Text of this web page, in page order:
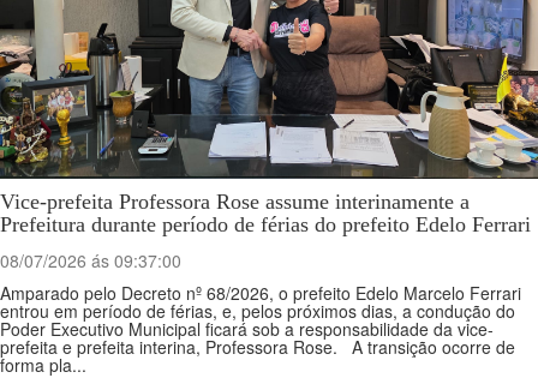
Vice-prefeita Professora Rose assume interinamente a
Prefeitura durante período de férias do prefeito Edelo Ferrari
08/07/2026 ás 09:37:00
Amparado pelo Decreto nº 68/2026, o prefeito Edelo Marcelo Ferrari
entrou em período de férias, e, pelos próximos dias, a condução do
Poder Executivo Municipal ficará sob a responsabilidade da vice-
prefeita e prefeita interina, Professora Rose. A transição ocorre de
forma pla...